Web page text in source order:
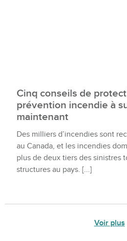
Cinq conseils de
prévention incendie à
maintenant
Des milliers d’incendies sont
au Canada, et les incendies
plus de deux tiers des sinistres
structures au pays.
Voir plus